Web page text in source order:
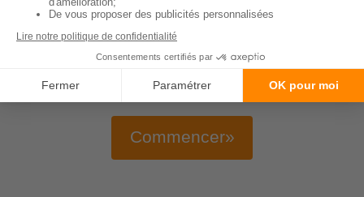
↑ Sommaire
Comparez les meilleures
mutuelles santé en 2 minutes:
Commencer»